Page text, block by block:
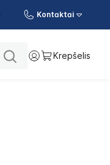
Kontaktai
Krepšelis